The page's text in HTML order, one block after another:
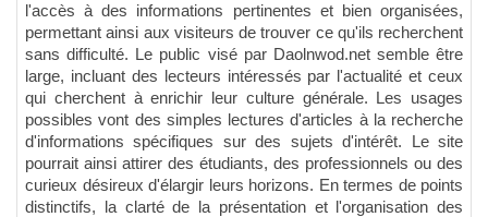
l'accès à des informations pertinentes et bien organisées,
permettant ainsi aux visiteurs de trouver ce qu'ils recherchent
sans difficulté. Le public visé par Daolnwod.net semble être
large, incluant des lecteurs intéressés par l'actualité et ceux
qui cherchent à enrichir leur culture générale. Les usages
possibles vont des simples lectures d'articles à la recherche
d'informations spécifiques sur des sujets d'intérêt. Le site
pourrait ainsi attirer des étudiants, des professionnels ou des
curieux désireux d'élargir leurs horizons. En termes de points
distinctifs, la clarté de la présentation et l'organisation des